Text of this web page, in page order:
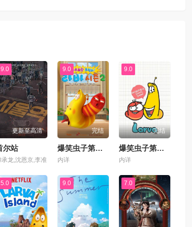
9.0
更新至高清
尔站
承龙,沈恩京,李准
9.0
完结
爆笑虫子第二季
内详
9.0
完结
爆笑虫子第三季
内详
5.0 9.0 7.0